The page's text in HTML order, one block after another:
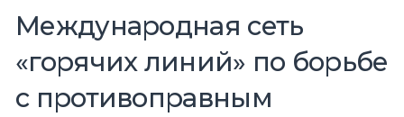
Международная сеть
«горячих линий» по борьбе
с противоправным